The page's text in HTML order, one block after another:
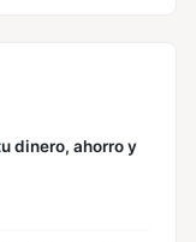
dinero, ahorro y